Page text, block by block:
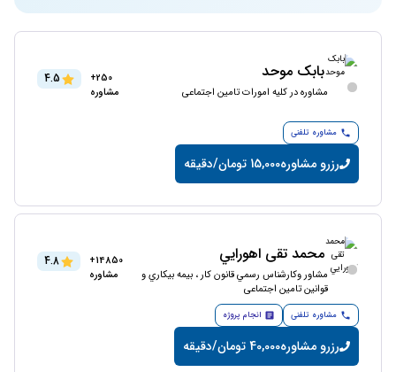
بابک موحد
مشاوره در کلیه امورات تامین اجتماعی
250+
مشاوره
4.5
مشاوره تلفنی
رزرو مشاوره15,000 تومان/دقیقه
محمد تقی اهورايي
مشاور وکارشناس رسمي قانون كار ، بيمه بيكاري و
قوانين تامین اجتماعی
14850+
مشاوره
4.8
مشاوره تلفنی انجام پروژه
رزرو مشاوره40,000 تومان/دقیقه